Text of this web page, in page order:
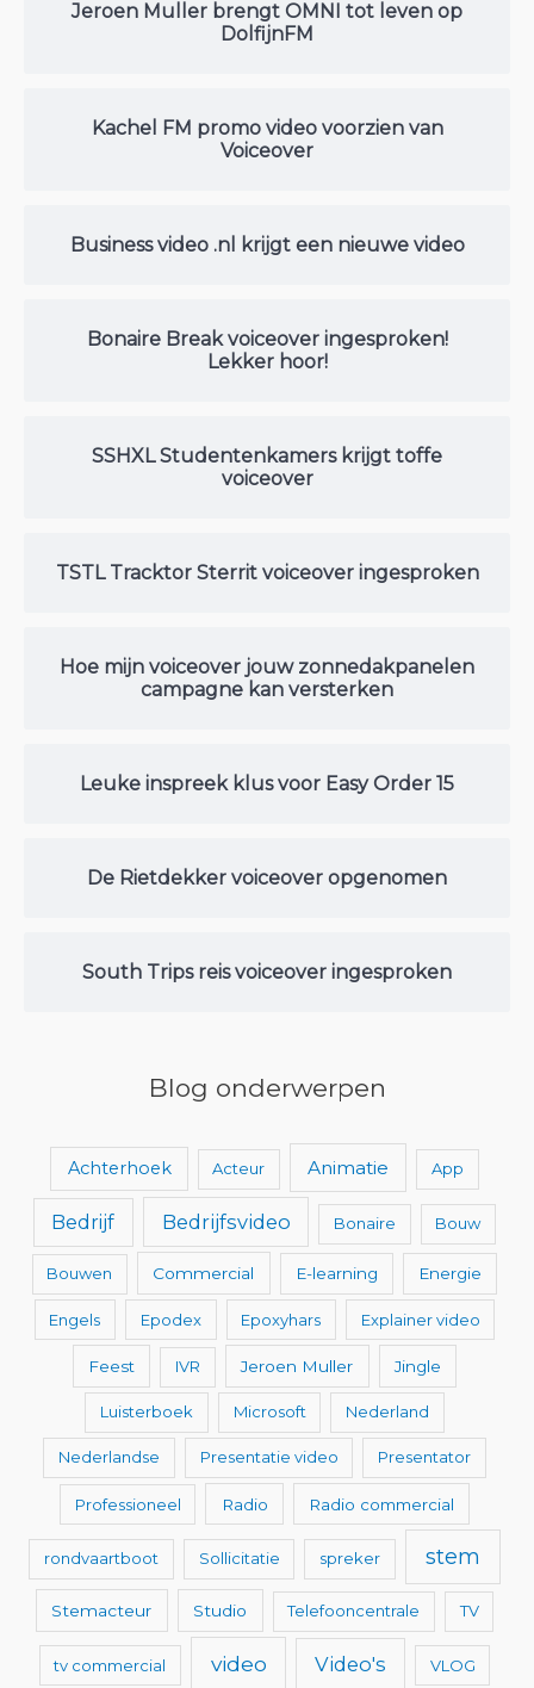
Jeroen Muller brengt OMNI tot leven op
DolfijnFM
Kachel FM promo video voorzien van
Voiceover
Business video .nl krijgt een nieuwe video
Bonaire Break voiceover ingesproken!
Lekker hoor!
SSHXL Studentenkamers krijgt toffe
voiceover
TSTL Tracktor Sterrit voiceover ingesproken
Hoe mijn voiceover jouw zonnedakpanelen
campagne kan versterken
Leuke inspreek klus voor Easy Order 15
De Rietdekker voiceover opgenomen
South Trips reis voiceover ingesproken
Blog onderwerpen
Achterhoek Acteur Animatie App
Bedrijf Bedrijfsvideo Bonaire Bouw
Bouwen Commercial E-learning Energie
Engels Epodex Epoxyhars Explainer video
Feest IVR Jeroen Muller Jingle
Luisterboek Microsoft Nederland
Nederlandse Presentatie video Presentator
Professioneel Radio Radio commercial
rondvaartboot Sollicitatie spreker stem
Stemacteur Studio Telefooncentrale TV
tv commercial video Video's VLOG